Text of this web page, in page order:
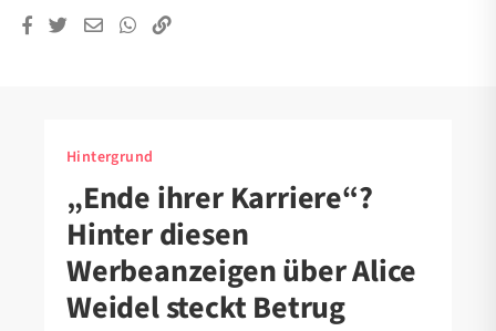
Hintergrund
„Ende ihrer Karriere“?
Hinter diesen
Werbeanzeigen über Alice
Weidel steckt Betrug